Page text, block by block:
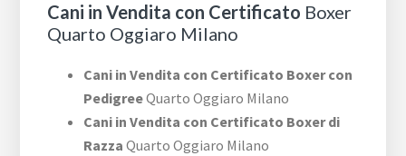
Cani in Vendita con Certificato Boxer
Quarto Oggiaro Milano
Cani in Vendita con Certificato Boxer con
PedigreeQuarto Oggiaro Milano
Cani in Vendita con Certificato Boxer di
Razza Quarto Oggiaro Milano